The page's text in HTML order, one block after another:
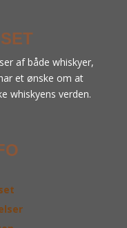
af både whiskyer,
et ønske om at
whiskyens verden.